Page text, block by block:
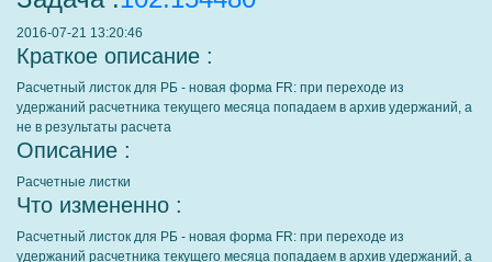
2016-07-21 13:20:46
Краткое описание :
Расчетный листок для РБ - новая форма FR: при переходе из
удержаний расчетника текущего месяца попадаем в архив удержаний, а
не в результаты расчета
Описание :
Расчетные листки
Что измененно :
Расчетный листок для РБ - новая форма FR: при переходе из
удержаний расчетника текущего месяца попадаем в архив удержаний, а